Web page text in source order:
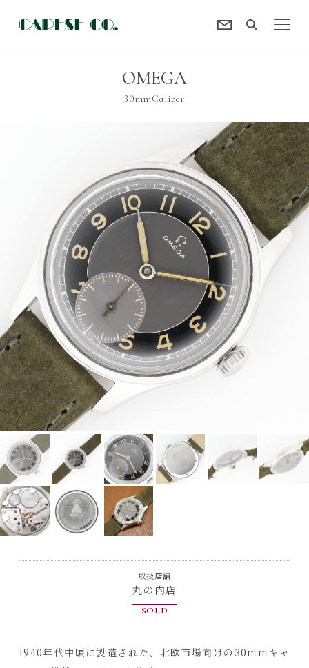
OMEGA
30mmCaliber
取扱店舗
丸の内店
SOLD
1940年代中頃に製造された、北欧市場向けの30ｍｍキャ